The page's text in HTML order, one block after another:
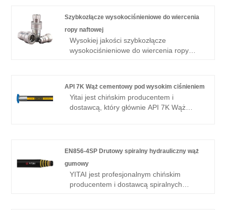
Szybkozłącze wysokociśnieniowe do wiercenia
ropy naftowej
Wysokiej jakości szybkozłącze
wysokociśnieniowe do wiercenia ropy
produkty mają dobrą przewagę cenową i
obejmują większość rynków europejskich i
amerykańskich. Z niecierpliwością
API 7K Wąż cementowy pod wysokim ciśnieniem
Yitai jest chińskim producentem i
dostawcą, który głównie API 7K Wąż
biznesowe.
EN856-4SP Drutowy spiralny hydrauliczny wąż
gumowy
YITAI jest profesjonalnym chińskim
producentem i dostawcą spiralnych